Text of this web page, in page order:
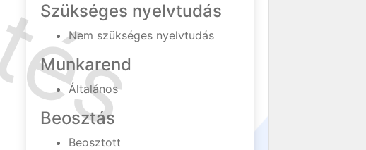
Szükséges nyelvtudás
Nem szükséges nyelvtudás
Munkarend
Általános
Beosztás
Beosztott